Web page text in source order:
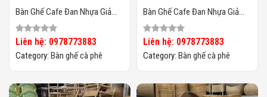
Bàn Ghế Cafe Đan Nhựa Giả
Mây HTT-062
Liên hệ: 0978773883
Category: Bàn ghế cà phê
Bàn Ghế Cafe Đan Nhựa Giả
Mây HTT-061
Liên hệ: 0978773883
Category: Bàn ghế cà phê